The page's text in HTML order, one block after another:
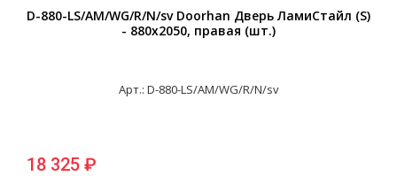
D-880-LS/AM/WG/R/N/sv Doorhan Дверь ЛамиСтайл (S)
- 880х2050, правая (шт.)
Арт.: D-880-LS/AM/WG/R/N/sv
18 325 ₽